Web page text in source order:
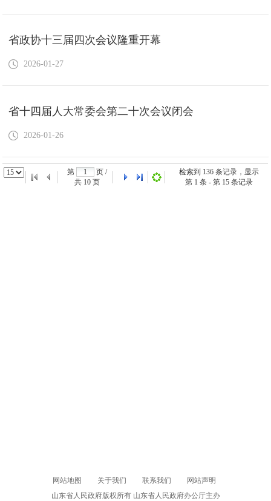
省政协十三届四次会议隆重开幕
2026-01-27
省十四届人大常委会第二十次会议闭会
2026-01-26
第
页 /
共 10 页
检索到 136条记录，显示
第 1 条 - 第 15条记录
网站地图 关于我们 联系我们
网站声明
山东省人民政府版权所有 山东省人民政府办公厅主办